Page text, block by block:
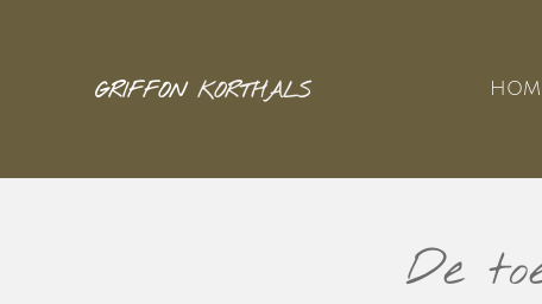
GRIFFON KORTHALS
De